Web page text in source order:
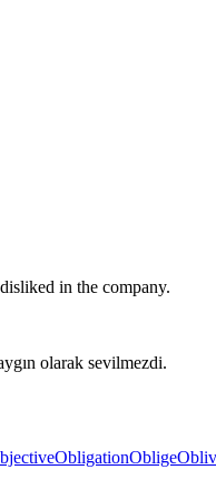
in the company.
olarak sevilmezdi.
ObligationOblige